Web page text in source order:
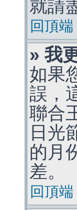
就請
回頂端
» 我
如果
誤，
聯合
日光
的月
差。
回頂端